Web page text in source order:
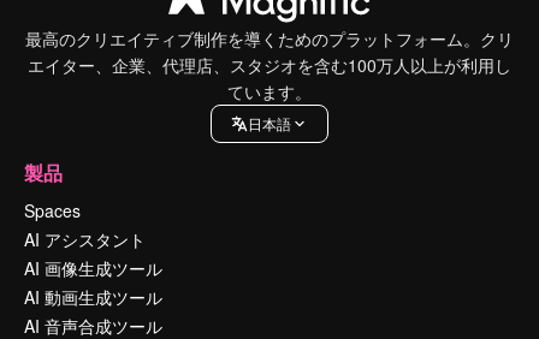
最高のクリエイティブ制作を導くためのプラットフォーム。クリ
エイター、企業、代理店、スタジオを含む100万人以上が利用し
ています。
日本語
製品
Spaces
AI アシスタント
AI 画像生成ツール
AI 動画生成ツール
AI 音声合成ツール